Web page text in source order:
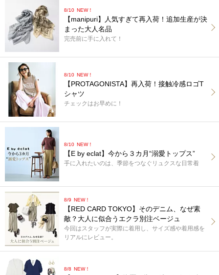
8/10 NEW！
【manipuri】人気すぎて再入荷！追加生産が決
まった大人名品
完売前に手に入れて！
8/10 NEW！
【PROTAGONISTA】再入荷！接触冷感ロゴT
シャツ
チェックはお早めに！
8/10 NEW！
【E by eclat】今から３カ月“溺愛トップス”
手に入れたいのは、季節をつなぐリュクスな日常着
8/9 NEW！
【RED CARD TOKYO】そのデニム、なぜ素
敵？大人に似合うエクラ別注ベージュ
今回はスタッフが実際に着用し、サイズ感や着用感を
リアルにレビュー。
8/8 NEW！